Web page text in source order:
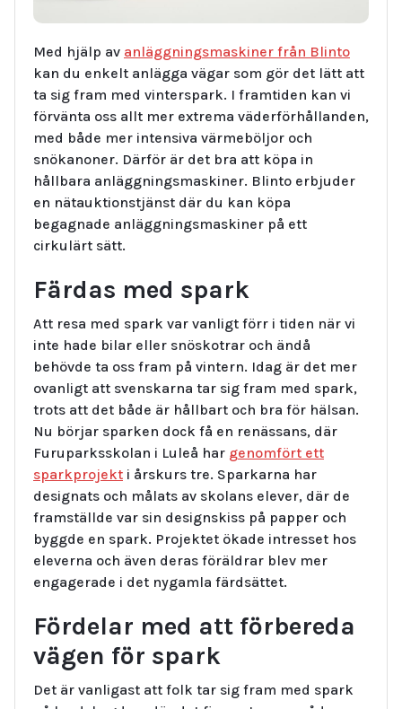
Med hjälp av anläggningsmaskiner från Blinto
kan du enkelt anlägga vägar som gör det lätt att
ta sig fram med vinterspark. I framtiden kan vi
förvänta oss allt mer extrema väderförhållanden,
med både mer intensiva värmeböljor och
snökanoner. Därför är det bra att köpa in
hållbara anläggningsmaskiner. Blinto erbjuder
en nätauktionstjänst där du kan köpa
begagnade anläggningsmaskiner på ett
cirkulärt sätt.
Färdas med spark
Att resa med spark var vanligt förr i tiden när vi
inte hade bilar eller snöskotrar och ändå
behövde ta oss fram på vintern. Idag är det mer
ovanligt att svenskarna tar sig fram med spark,
trots att det både är hållbart och bra för hälsan.
Nu börjar sparken dock få en renässans, där
Furuparksskolan i Luleå har genomfört ett
sparkprojekt i årskurs tre. Sparkarna har
designats och målats av skolans elever, där de
framställde var sin designskiss på papper och
byggde en spark. Projektet ökade intresset hos
eleverna och även deras föräldrar blev mer
engagerade i det nygamla färdsättet.
Fördelar med att förbereda
vägen för spark
Det är vanligast att folk tar sig fram med spark